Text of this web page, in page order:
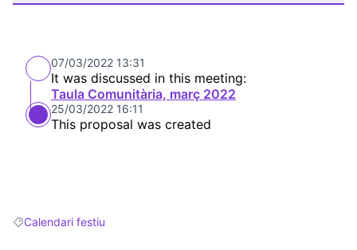
07/03/2022 13:31
It was discussed in this meeting:
Taula Comunitària, març 2022
25/03/2022 16:11
This proposal was created
Filter results for: Calendari festiu
Calendari festiu